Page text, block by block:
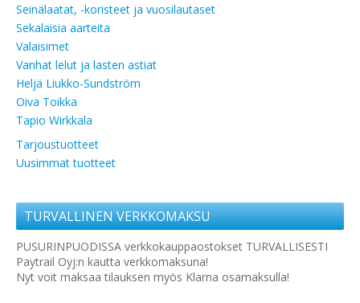
Seinälaatat, -koristeet ja vuosilautaset
Sekalaisia aarteita
Valaisimet
Vanhat lelut ja lasten astiat
Heljä Liukko-Sundström
Oiva Toikka
Tapio Wirkkala
Tarjoustuotteet
Uusimmat tuotteet
TURVALLINEN VERKKOMAKSU
PUSURINPUODISSA verkkokauppaostokset TURVALLISESTI
Paytrail Oyj:n kautta verkkomaksuna!
Nyt voit maksaa tilauksen myös Klarna osamaksulla!